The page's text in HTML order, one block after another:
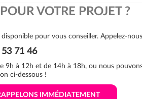
VOTRE PROJET ?
pour vous conseiller. Appelez-
71 46
9h à 12h et de 14h à 18h, ou nous
ci-dessous !
IMMÉDIATEMENT